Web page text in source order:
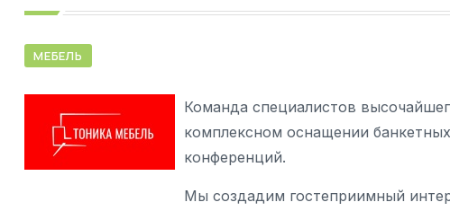
МЕБЕЛЬ
Команда специалистов
комплексном оснащении
конференций.
Мы создадим гостеприимный